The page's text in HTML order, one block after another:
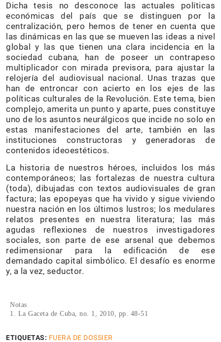
Dicha tesis no desconoce las actuales políticas
económicas del país que se distinguen por la
centralización, pero hemos de tener en cuenta que
las dinámicas en las que se mueven las ideas a nivel
global y las que tienen una clara incidencia en la
sociedad cubana, han de poseer un contrapeso
multiplicador con mirada previsora, para ajustar la
relojería del audiovisual nacional. Unas trazas que
han de entroncar con acierto en los ejes de las
políticas culturales de la Revolución. Este tema, bien
complejo, amerita un punto y aparte, pues constituye
uno de los asuntos neurálgicos que incide no solo en
estas manifestaciones del arte, también en las
instituciones constructoras y generadoras de
contenidos ideoestéticos.
La historia de nuestros héroes, incluidos los más
contemporáneos; las fortalezas de nuestra cultura
(toda), dibujadas con textos audiovisuales de gran
factura; las epopeyas que ha vivido y sigue viviendo
nuestra nación en los últimos lustros; los medulares
relatos presentes en nuestra literatura; las más
agudas reflexiones de nuestros investigadores
sociales, son parte de ese arsenal que debemos
redimensionar para la edificación de ese
demandado capital simbólico. El desafío es enorme
y, a la vez, seductor.
Notas
1. La Gaceta de Cuba, no. 1, 2010, pp. 48-51
ETIQUETAS: FUERA DE DOSSIER